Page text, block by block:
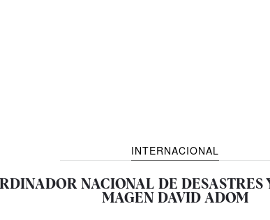
INTERNACIONAL
NACIONAL DE
MAGEN DAVID ADOM